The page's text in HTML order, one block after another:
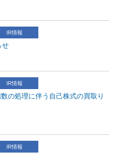
IR情報
せ
IR情報
の処理に伴う自己株式の買取り
IR情報